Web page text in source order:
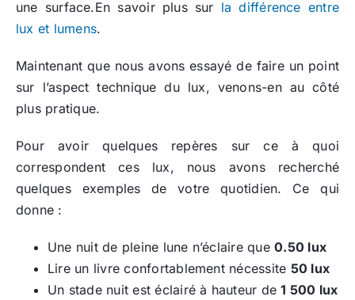
une surface.En savoir plus sur la différence entre
lux et lumens.
Maintenant que nous avons essayé de faire un point
sur l’aspect technique du lux, venons-en au côté
plus pratique.
Pour avoir quelques repères sur ce à quoi
correspondent ces lux, nous avons recherché
quelques exemples de votre quotidien. Ce qui
donne :
Une nuit de pleine lune n’éclaire que0.50 lux
Lire un livre confortablement nécessite 50 lux
Un stade nuit est éclairé à hauteur de1 500 lux